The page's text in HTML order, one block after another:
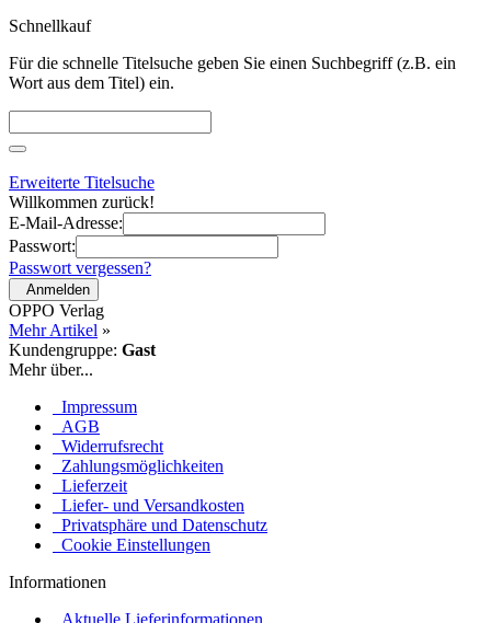
Schnellkauf
Für die schnelle Titelsuche geben Sie einen Suchbegriff (z.B. ein
Wort aus dem Titel) ein.
Erweiterte Titelsuche
Willkommen zurück!
E-Mail-Adresse:
Passwort:
Passwort vergessen?
Anmelden
OPPO Verlag
Mehr Artikel »
Kundengruppe: Gast
Mehr über...
Impressum
AGB
Widerrufsrecht
Zahlungsmöglichkeiten
Lieferzeit
Liefer- und Versandkosten
Privatsphäre und Datenschutz
Cookie Einstellungen
Informationen